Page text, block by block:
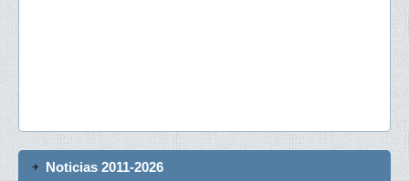
Noticias 2011-2026